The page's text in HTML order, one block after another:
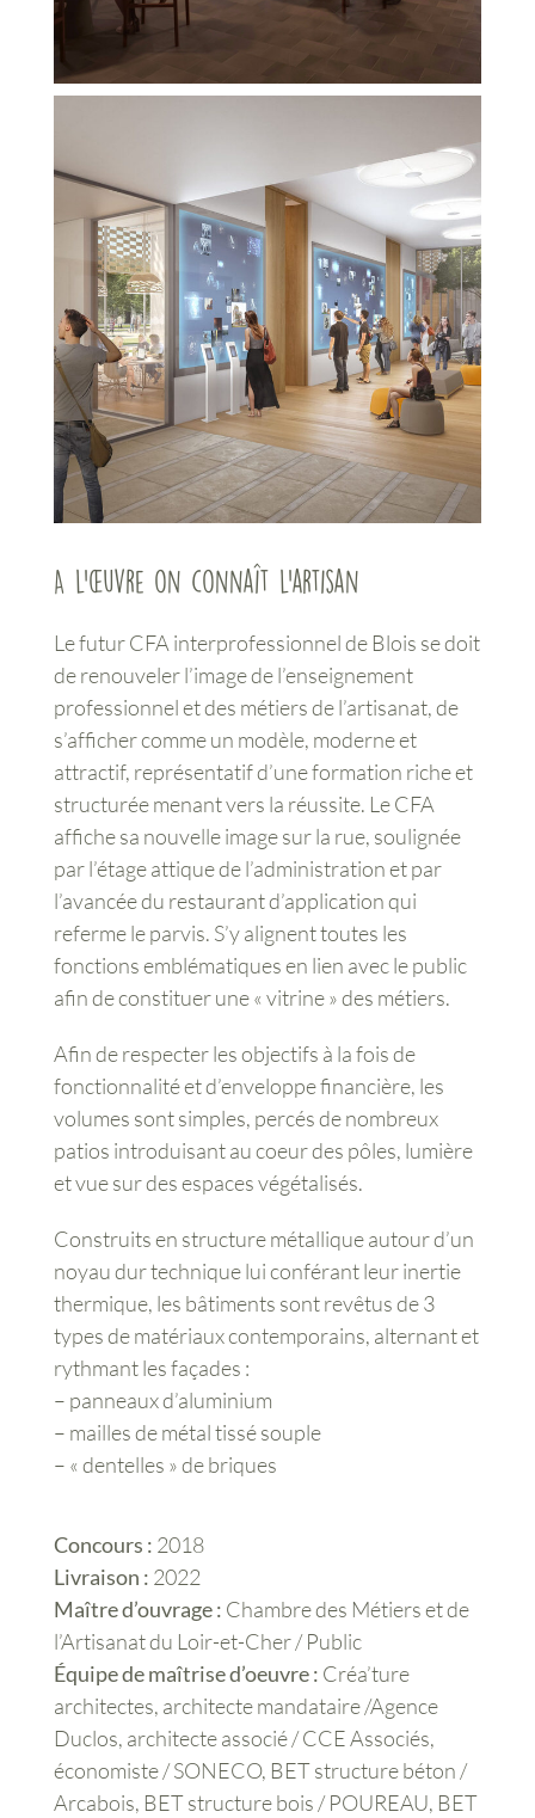
A l’œuvre on connaît l’artisan
Le futur CFA interprofessionnel de Blois se doit
de renouveler l’image de l’enseignement
professionnel et des métiers de l’artisanat, de
s’afficher comme un modèle, moderne et
attractif, représentatif d’une formation riche et
structurée menant vers la réussite. Le CFA
affiche sa nouvelle image sur la rue, soulignée
par l’étage attique de l’administration et par
l’avancée du restaurant d’application qui
referme le parvis. S’y alignent toutes les
fonctions emblématiques en lien avec le public
afin de constituer une « vitrine » des métiers.
Afin de respecter les objectifs à la fois de
fonctionnalité et d’enveloppe financière, les
volumes sont simples, percés de nombreux
patios introduisant au coeur des pôles, lumière
et vue sur des espaces végétalisés.
Construits en structure métallique autour d’un
noyau dur technique lui conférant leur inertie
thermique, les bâtiments sont revêtus de 3
types de matériaux contemporains, alternant et
rythmant les façades :
– panneaux d’aluminium
– mailles de métal tissé souple
– « dentelles » de briques
Concours : 2018
Livraison : 2022
Maître d’ouvrage : Chambre des Métiers et de
l’Artisanat du Loir-et-Cher / Public
Équipe de maîtrise d’oeuvre : Créa’ture
architectes, architecte mandataire /Agence
Duclos, architecte associé / CCE Associés,
économiste / SONECO, BET structure béton /
Arcabois, BET structure bois / POUREAU, BET